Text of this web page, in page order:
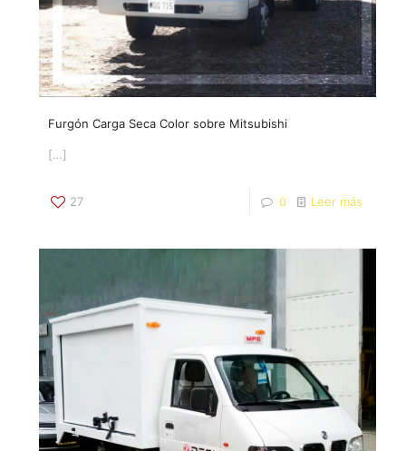
Furgón Carga Seca Color sobre Mitsubishi
[…]
27 0 Leer más